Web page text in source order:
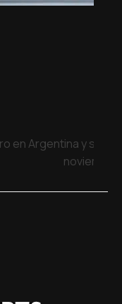
en Argentina y
noviembre